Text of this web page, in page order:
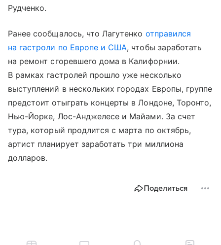
Рудченко.
Ранее сообщалось, что Лагутенко отправился
на гастроли по Европе и США, чтобы заработать
на ремонт сгоревшего дома в Калифорнии.
В рамках гастролей прошло уже несколько
выступлений в нескольких городах Европы, группе
предстоит отыграть концерты в Лондоне, Торонто,
Нью-Йорке, Лос-Анджелесе и Майами. За счет
тура, который продлится с марта по октябрь,
артист планирует заработать три миллиона
долларов.
Поделиться